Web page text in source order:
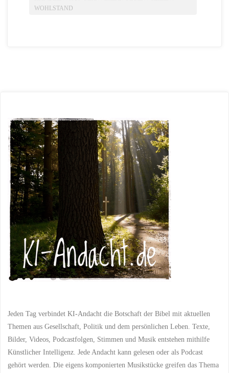
WOHLSTAND
Jeden Tag verbindet KI-Andacht die Botschaft der Bibel mit aktuellen
Themen aus Gesellschaft, Politik und dem persönlichen Leben. Texte,
Bilder, Videos, Podcastfolgen, Stimmen und Musik entstehen mithilfe
Künstlicher Intelligenz. Jede Andacht kann gelesen oder als Podcast
gehört werden. Die eigens komponierten Musikstücke greifen das Thema